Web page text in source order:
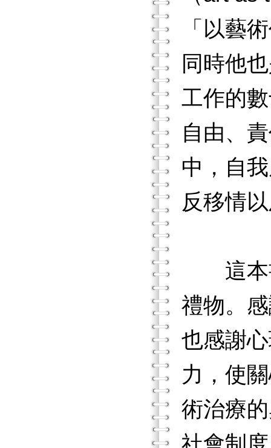
「以藝
同時他
工作的
自由、
中，自
反移情
這本書
禮物。
也感謝
力，使
術治療